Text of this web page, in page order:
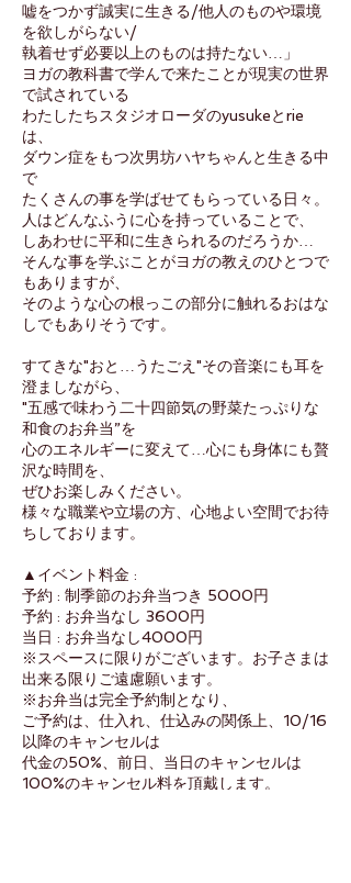
嘘をつかず誠実に生きる/他人のものや環境
を欲しがらない/
執着せず必要以上のものは持たない…」
ヨガの教科書で学んで来たことが現実の世界
で試されている
わたしたちスタジオローダのyusukeとrie
は、
ダウン症をもつ次男坊ハヤちゃんと生きる中
で
たくさんの事を学ばせてもらっている日々。
人はどんなふうに心を持っていることで、
しあわせに平和に生きられるのだろうか…
そんな事を学ぶことがヨガの教えのひとつで
もありますが、
そのような心の根っこの部分に触れるおはな
しでもありそうです。
すてきな"おと…うたごえ"その音楽にも耳を
澄ましながら、
"五感で味わう二十四節気の野菜たっぷりな
和食のお弁当”を
心のエネルギーに変えて…心にも身体にも贅
沢な時間を、
ぜひお楽しみください。
様々な職業や立場の方、心地よい空間でお待
ちしております。
▲イベント料金 :
予約 : 制季節のお弁当つき 5000円
予約 : お弁当なし 3600円
当日 : お弁当なし4000円
※スペースに限りがございます。お子さまは
出来る限りご遠慮願います。
※お弁当は完全予約制となり、
ご予約は、仕入れ、仕込みの関係上、10/16
以降のキャンセルは
代金の50%、前日、当日のキャンセルは
100%のキャンセル料を頂戴します。